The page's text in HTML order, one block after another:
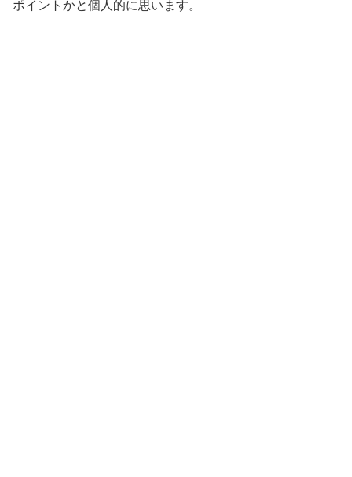
ポイントかと個人的に思います。